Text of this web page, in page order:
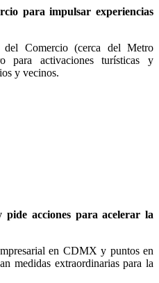
para impulsar experiencias
Comercio (cerca del Metro
para activaciones turísticas y
y vecinos.
pide acciones para acelerar la
en CDMX y puntos en
medidas extraordinarias para la